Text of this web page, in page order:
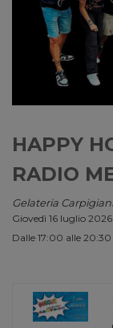
HAPPY
RADIO
Gelateria
Giovedì 16 luglio 2026
Dalle 17:00 alle 20:30